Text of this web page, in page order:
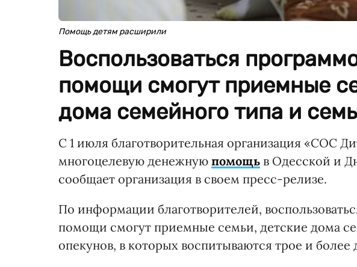
Помощь детям расширили
Воспользоваться
помощи смогут приемные
дома семейного типа и
С 1 июля благотворительная организация «СОС
многоцелевую денежную помощь в Одесской и
сообщает организация в своем пресс-релизе.
По информации благотворителей,
помощи смогут приемные семьи, детские дома
опекунов, в которых воспитываются трое и более